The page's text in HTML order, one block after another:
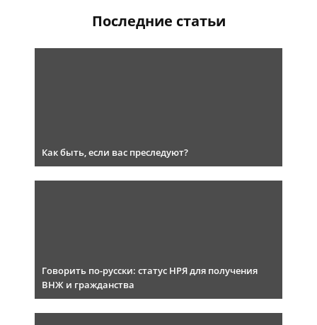
Последние статьи
Как быть, если вас преследуют?
Говорить по-русски: статус НРЯ для получения
ВНЖ и гражданства